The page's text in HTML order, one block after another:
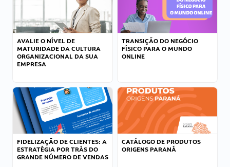
AVALIE O NÍVEL DE
MATURIDADE DA CULTURA
ORGANIZACIONAL DA SUA
EMPRESA
TRANSIÇÃO DO NEGÓCIO
FÍSICO PARA O MUNDO
ONLINE
FIDELIZAÇÃO DE CLIENTES: A
ESTRATÉGIA POR TRÁS DO
GRANDE NÚMERO DE VENDAS
CATÁLOGO DE PRODUTOS
ORIGENS PARANÁ